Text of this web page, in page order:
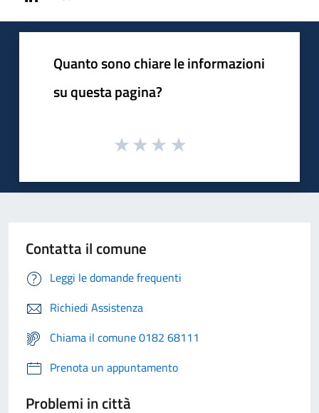
Quanto sono chiare le informazioni
su questa pagina?
Contatta il comune
Leggi le domande frequenti
Richiedi Assistenza
Chiama il comune 0182 68111
Prenota un appuntamento
Problemi in città